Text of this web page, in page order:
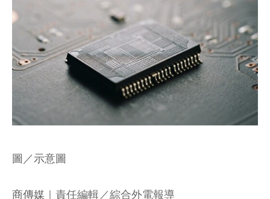
圖／示意圖
商傳媒 ｜責任編輯／綜合外電報導